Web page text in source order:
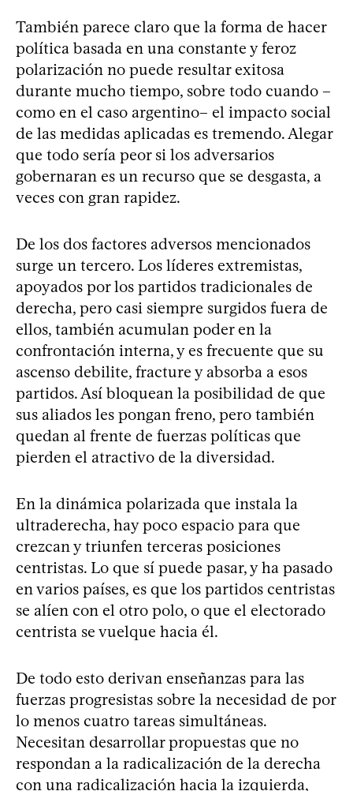
También parece claro que la forma de hacer
política basada en una constante y feroz
polarización no puede resultar exitosa
durante mucho tiempo, sobre todo cuando –
como en el caso argentino– el impacto social
de las medidas aplicadas es tremendo. Alegar
que todo sería peor si los adversarios
gobernaran es un recurso que se desgasta, a
veces con gran rapidez.
De los dos factores adversos mencionados
surge un tercero. Los líderes extremistas,
apoyados por los partidos tradicionales de
derecha, pero casi siempre surgidos fuera de
ellos, también acumulan poder en la
confrontación interna, y es frecuente que su
ascenso debilite, fracture y absorba a esos
partidos. Así bloquean la posibilidad de que
sus aliados les pongan freno, pero también
quedan al frente de fuerzas políticas que
pierden el atractivo de la diversidad.
En la dinámica polarizada que instala la
ultraderecha, hay poco espacio para que
crezcan y triunfen terceras posiciones
centristas. Lo que sí puede pasar, y ha pasado
en varios países, es que los partidos centristas
se alíen con el otro polo, o que el electorado
centrista se vuelque hacia él.
De todo esto derivan enseñanzas para las
fuerzas progresistas sobre la necesidad de por
lo menos cuatro tareas simultáneas.
Necesitan desarrollar propuestas que no
respondan a la radicalización de la derecha
con una radicalización hacia la izquierda,